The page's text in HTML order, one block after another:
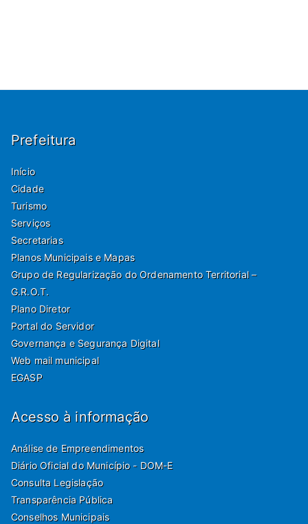
Prefeitura
Início
Cidade
Turismo
Serviços
Secretarias
Planos Municipais e Mapas
Grupo de Regularização do Ordenamento Territorial –
G.R.O.T.
Plano Diretor
Portal do Servidor
Governança e Segurança Digital
Web mail municipal
EGASP
Acesso à informação
Análise de Empreendimentos
Diário Oficial do Município - DOM-E
Consulta Legislação
Transparência Pública
Conselhos Municipais